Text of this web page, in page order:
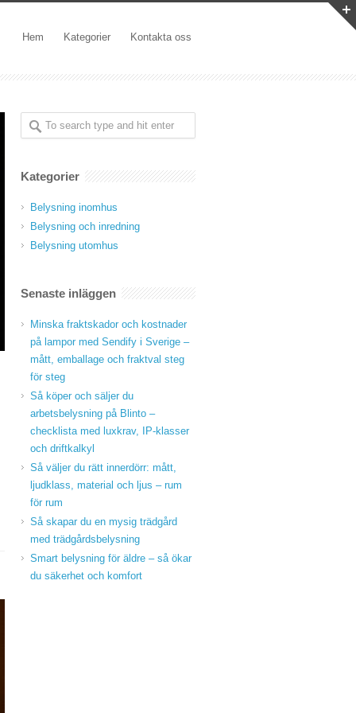
Hem Kategorier Kontakta oss
Kategorier
Belysning inomhus
Belysning och inredning
Belysning utomhus
Senaste inläggen
Minska fraktskador och kostnader
på lampor med Sendify i Sverige –
mått, emballage och fraktval steg
för steg
Så köper och säljer du
arbetsbelysning på Blinto –
checklista med luxkrav, IP‑klasser
och driftkalkyl
Så väljer du rätt innerdörr: mått,
ljudklass, material och ljus – rum
för rum
Så skapar du en mysig trädgård
med trädgårdsbelysning
Smart belysning för äldre – så ökar
du säkerhet och komfort